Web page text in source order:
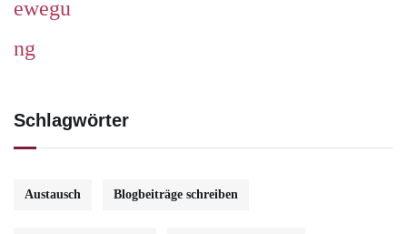
Schlagwörter
Austausch Blogbeiträge schreiben